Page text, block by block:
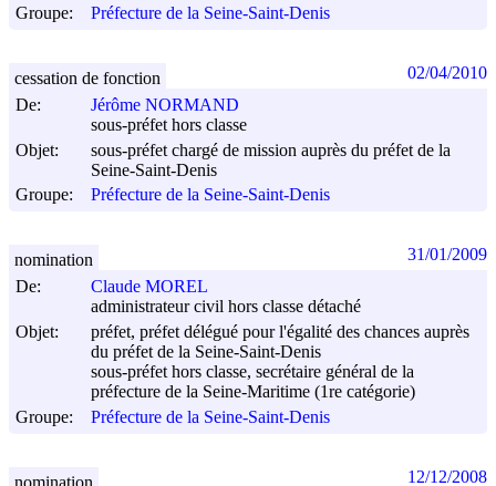
Groupe:
Préfecture de la Seine-Saint-Denis
De:
Jérôme NORMAND
sous-préfet hors classe
Objet:
sous-préfet chargé de mission auprès du préfet de la
Seine-Saint-Denis
Groupe:
Préfecture de la Seine-Saint-Denis
cessation de fonction 02/04/2010
De:
Claude MOREL
administrateur civil hors classe détaché
Objet:
préfet, préfet délégué pour l'égalité des chances auprès
du préfet de la Seine-Saint-Denis
sous-préfet hors classe, secrétaire général de la
préfecture de la Seine-Maritime (1re catégorie)
Groupe:
Préfecture de la Seine-Saint-Denis
nomination 31/01/2009
nomination 12/12/2008